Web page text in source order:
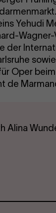
Yehudi
der
sowie
Oper
de
Alina